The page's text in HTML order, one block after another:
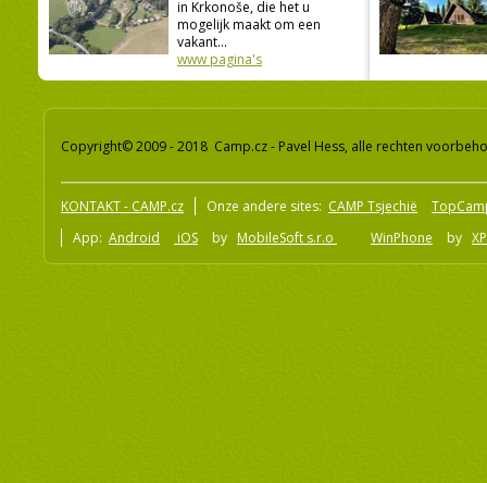
in Krkonoše, die het u
mogelijk maakt om een
vakant...
www pagina's
Copyright© 2009 - 2018 Camp.cz - Pavel Hess, alle rechten
KONTAKT - CAMP.cz Onze andere sites: CAMP Tsjechië
App: Android iOS by MobileSoft s.r.o WinPhone by